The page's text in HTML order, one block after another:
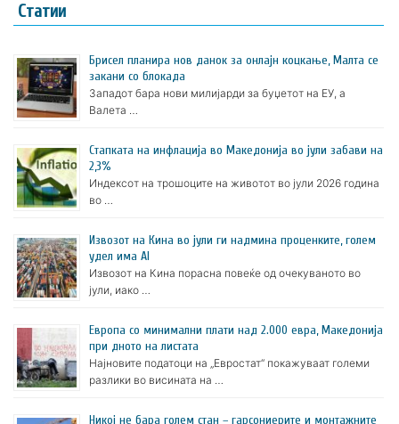
Статии
Брисел планира нов данок за онлајн коцкање, Малта се
закани со блокада
Западот бара нови милијарди за буџетот на ЕУ, а
Валета …
Стапката на инфлација во Македонија во јули забави на
2,3%
Индексот на трошоците на животот во јули 2026 година
во …
Извозот на Кина во јули ги надмина проценките, голем
удел има AI
Извозот на Кина порасна повеќе од очекуваното во
јули, иако …
Европа со минимални плати над 2.000 евра, Македонија
при дното на листата
Најновите податоци на „Евростат“ покажуваат големи
разлики во висината на …
Никој не бара голем стан – гарсониерите и монтажните